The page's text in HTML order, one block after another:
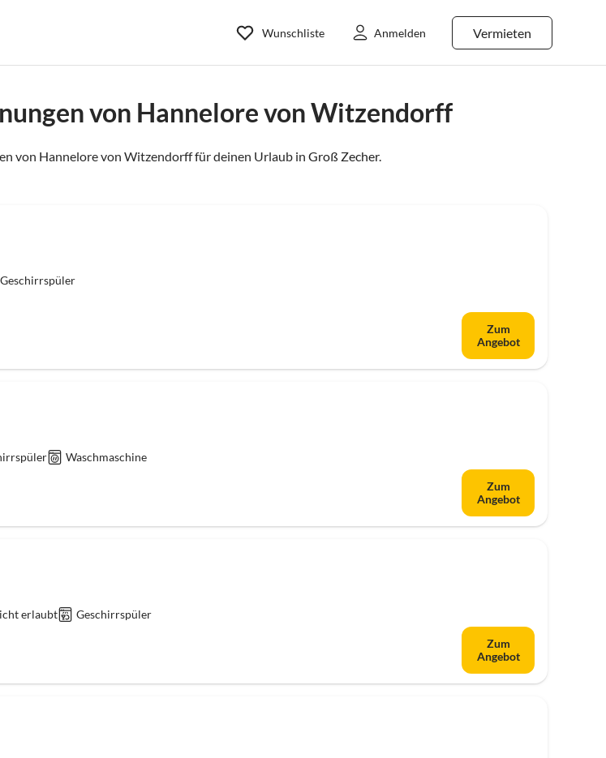
Vermieten
Wunschliste Anmelden
von Hannelore von Witzendorff
von Hannelore von Witzendorff für deinen Urlaub in Groß Zecher.
Geschirrspüler
Zum
Angebot
Waschmaschine
Zum
Angebot
erlaubt Geschirrspüler
Zum
Angebot